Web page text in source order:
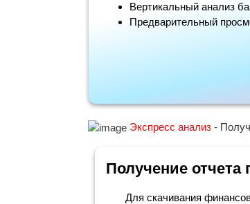
Вертикальный анализ
Предварительный
Экспресс анализ -
Получение отчета
Для скачивания